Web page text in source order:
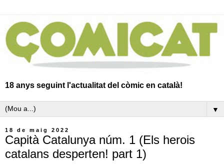
18 anys seguint l'actualitat del còmic en català!
▼
18 de maig 2022
Capità Catalunya núm. 1 (Els herois
catalans desperten! part 1)